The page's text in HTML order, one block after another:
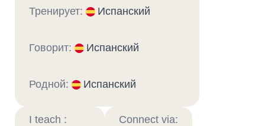
Тренирует: Испанский
Говорит: Испанский
Родной: Испанский
I teach : Connect via: